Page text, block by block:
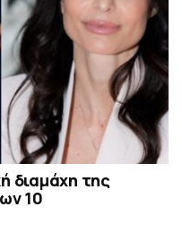
διαμάχη της
10